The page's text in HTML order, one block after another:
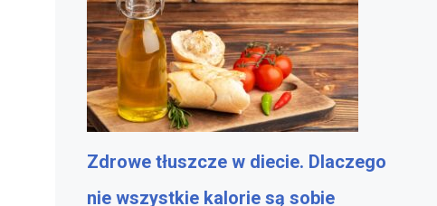
Zdrowe tłuszcze w diecie. Dlaczego
nie wszystkie kalorie są sobie